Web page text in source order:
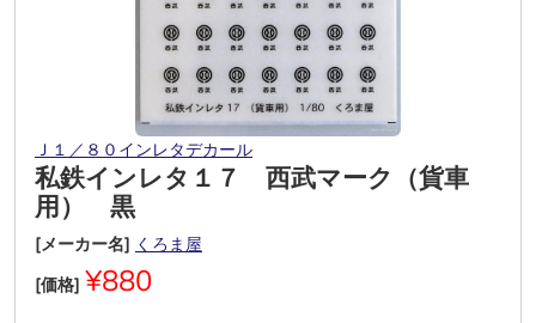
Ｊ１／８０インレタデカール
私鉄インレタ１７ 西武マーク（貨車
用） 黒
[メーカー名] くろま屋
[価格] ¥880